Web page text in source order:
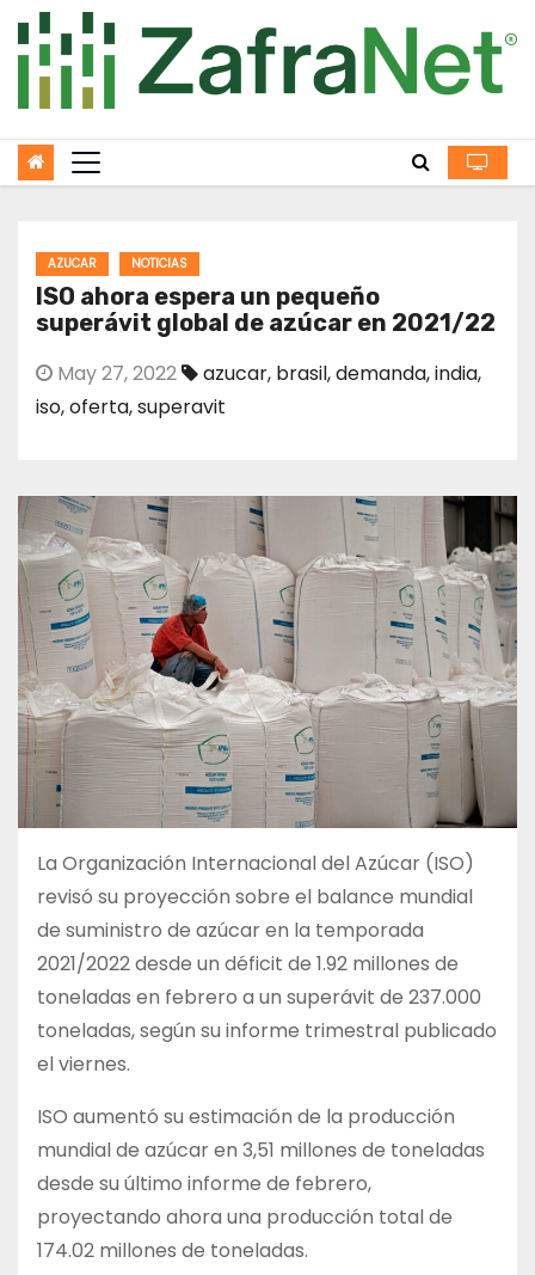
to
content
AZUCAR NOTICIAS
ISO ahora espera un pequeño
superávit global de azúcar en 2021/22
May 27, 2022 azucar, brasil,demanda,india,
iso,oferta,superavit
La Organización Internacional del Azúcar (ISO)
revisó su proyección sobre el balance mundial
de suministro de azúcar en la temporada
2021/2022 desde un déficit de 1.92 millones de
toneladas en febrero a un superávit de 237.000
toneladas, según su informe trimestral publicado
el viernes.
ISO aumentó su estimación de la producción
mundial de azúcar en 3,51 millones de toneladas
desde su último informe de febrero,
proyectando ahora una producción total de
174.02 millones de toneladas.